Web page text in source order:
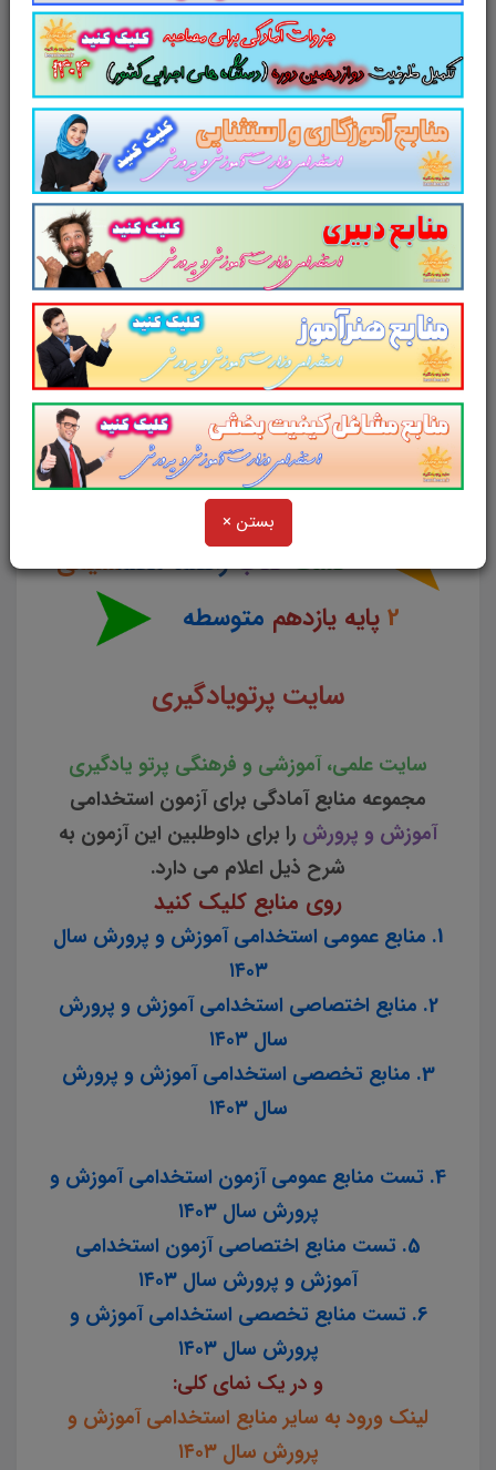
بستن ×
معلم شیمی 3 پایه دوازدهم متوسط
برای تجمیع،
جمع بندی و مرور سریعمتناسب با سرفصل های
اعلامی آزمون استخدامی آموزش و پرورشطراحی
و تدوین شده است.
لینک دانلود
سایر منابعآزمون استخدامی
وزارت آموزش و پرورش
تستکتابراهنما معلمشیمی
متوسطه
تستکتابراهنما معلمشیمی
2 پایه یازدهم متوسطه
سایت پرتویادگیری
سایت علمی، آموزشی و فرهنگی پرتو یادگیری
مجموعه منابع آمادگی برای آزمون استخدامی
آموزش و پرورش را برای داوطلبین این آزمون به
شرح ذیل اعلام می دارد.
روی منابع کلیک کنید
1. منابع عمومی استخدامی آموزش و پرورش سال
۱۴۰۳
2. منابع اختصاصی استخدامی آموزش و پرورش
سال ۱۴۰۳
3. منابع تخصصی استخدامی آموزش و پرورش
سال ۱۴۰۳
4. تست منابع عمومی آزمون استخدامی آموزش و
پرورش سال ۱۴۰۳
5. تست منابع اختصاصی آزمون استخدامی
آموزش و پرورش سال ۱۴۰۳
6. تست منابع تخصصی استخدامی آموزش و
پرورش سال ۱۴۰۳
و در یک نمای کلی:
لینک ورود به سایر منابع استخدامی آموزش و
پرورش سال ۱۴۰۳